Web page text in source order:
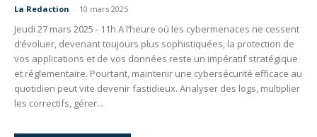
La Redaction - 10 mars 2025
Jeudi 27 mars 2025 - 11h A l’heure où les cybermenaces ne cessent
d’évoluer, devenant toujours plus sophistiquées, la protection de
vos applications et de vos données reste un impératif stratégique
et réglementaire. Pourtant, maintenir une cybersécurité efficace au
quotidien peut vite devenir fastidieux. Analyser des logs, multiplier
les correctifs, gérer...